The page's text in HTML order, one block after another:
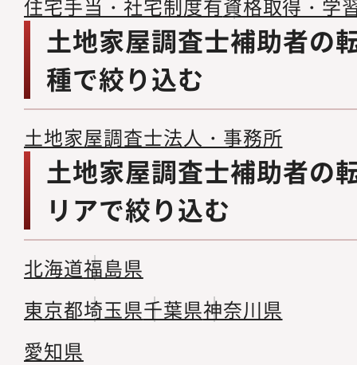
住宅手当・社宅制度有資格取得・学
土地家屋調査士補助者の
種で絞り込む
土地家屋調査士法人・事務所
土地家屋調査士補助者の
リアで絞り込む
北海道福島県
東京都埼玉県千葉県神奈川県
愛知県